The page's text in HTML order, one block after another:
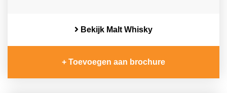
Bekijk Malt Whisky
+ Toevoegen aan brochure